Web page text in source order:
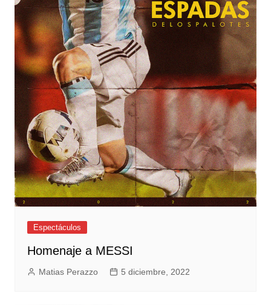
Espectáculos
Homenaje a MESSI
Matias Perazzo 5 diciembre, 2022